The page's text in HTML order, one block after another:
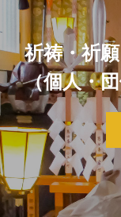
祈祷・祈願
（個人・